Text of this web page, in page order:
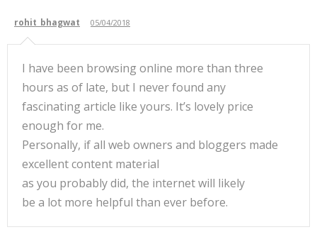
rohit_bhagwat 05/04/2018
I have been browsing online more than three
hours as of late, but I never found any
fascinating article like yours. It’s lovely price
enough for me.
Personally, if all web owners and bloggers made
excellent content material
as you probably did, the internet will likely
be a lot more helpful than ever before.